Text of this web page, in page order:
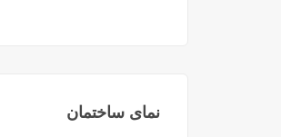
نمای ساختمان